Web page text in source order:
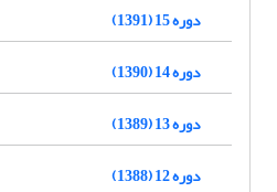
دوره 15 (1391)
دوره 14 (1390)
دوره 13 (1389)
دوره 12 (1388)